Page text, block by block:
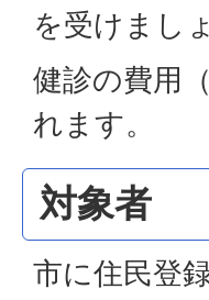
を受けまし
健診の費用
れます。
対象者
市に住民登